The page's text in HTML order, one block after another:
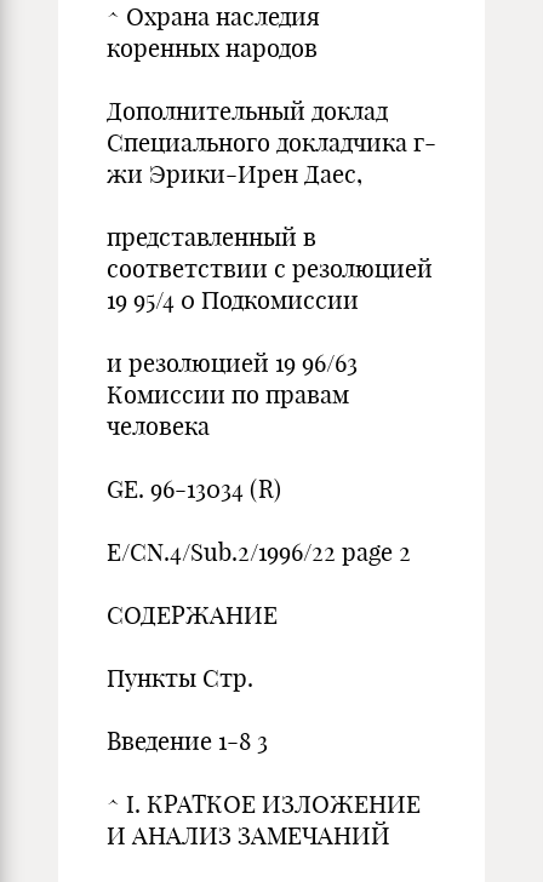
^ Охрана наследия
коренных народов
Дополнительный доклад
Специального докладчика г-
жи Эрики-Ирен Даес,
представленный в
соответствии с резолюцией
19 95/4 0 Подкомиссии
и резолюцией 19 96/63
Комиссии по правам
человека
GE. 96-13034 (R)
E/CN.4/Sub.2/1996/22 page 2
СОДЕРЖАНИЕ
Пункты Стр.
Введение 1-8 3
^ I. КРАТКОЕ ИЗЛОЖЕНИЕ
И АНАЛИЗ ЗАМЕЧАНИЙ